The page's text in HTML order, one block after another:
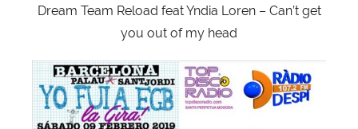
Dream Team Reload feat Yndia Loren – Can’t get
you out of my head